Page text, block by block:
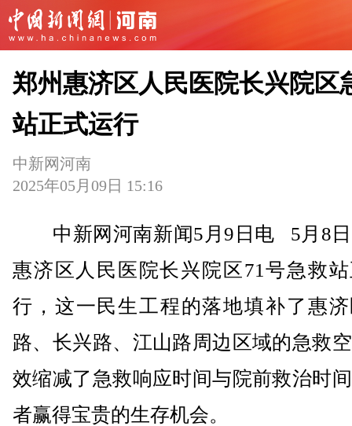
郑州惠济区人民医院长兴院区
站正式运行
中新网河南
2025年05月09日 15:16
中新网河南新闻5月9日电 5月8日
惠济区人民医院长兴院区71号急救
行，这一民生工程的落地填补了惠
路、长兴路、江山路周边区域的急救
效缩减了急救响应时间与院前救治时
者赢得宝贵的生存机会。